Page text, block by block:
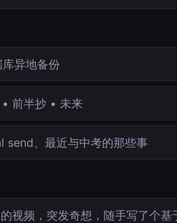
异地备份
前半抄 • 未来
send、最近与中考的那些事
视频，突发奇想，随手写了个